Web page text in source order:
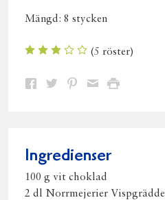
Mängd: 8 stycken
(5 röster)
Dela Dela Dela DelaSkriv
Ingredienser
100 g vit choklad
2 dl Norrmejerier Vispgrädde